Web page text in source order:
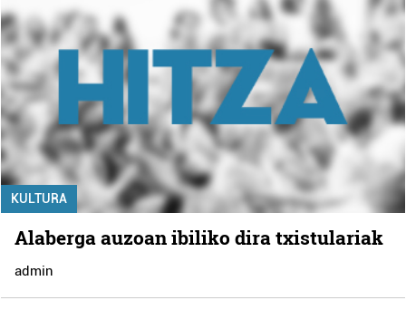
KULTURA
Alaberga auzoan ibiliko dira txistulariak
admin